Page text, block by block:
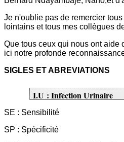
Je n'oublie pas de remercier
lointains et tous mes collègues
Que tous ceux qui nous ont aide
ici notre profonde
SIGLES ET ABREVIATIONS
I.U : Infection Urinaire
SE : Sensibilité
SP : Spécificité